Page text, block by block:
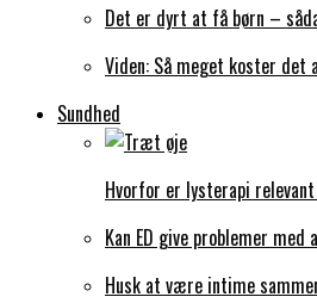
Det er dyrt at få børn –
Viden: Så meget koster det
Sundhed
Hvorfor er lysterapi
Kan ED give problemer med
Husk at være intime